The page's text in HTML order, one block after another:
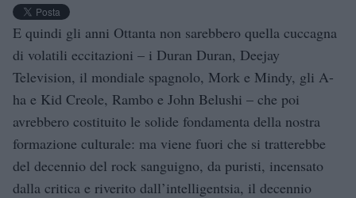
E quindi gli anni Ottanta non sarebbero quella cuccagna
di volatili eccitazioni – i Duran Duran, Deejay
Television, il mondiale spagnolo, Mork e Mindy, gli A-
ha e Kid Creole, Rambo e John Belushi – che poi
avrebbero costituito le solide fondamenta della nostra
formazione culturale: ma viene fuori che si tratterebbe
del decennio del rock sanguigno, da puristi, incensato
dalla critica e riverito dall’intelligentsia, il decennio